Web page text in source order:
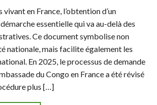
en France, l’obtention d’un
essentielle qui va au-delà des
Ce document symbolise non
nationale, mais facilite également les
En 2025, le processus de demande
du Congo en France a été révisé
plus […]